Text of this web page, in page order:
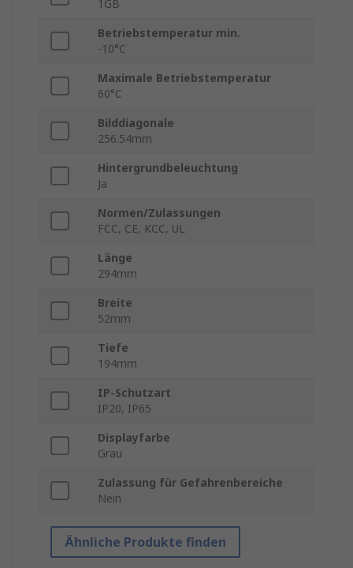
1GB
Betriebstemperatur min.
-10°C
Maximale Betriebstemperatur
60°C
Bilddiagonale
256.54mm
Hintergrundbeleuchtung
Ja
Normen/Zulassungen
FCC, CE, KCC, UL
Länge
294mm
Breite
52mm
Tiefe
194mm
IP-Schutzart
IP20, IP65
Displayfarbe
Grau
Zulassung für Gefahrenbereiche
Nein
Ähnliche Produkte finden